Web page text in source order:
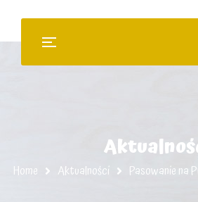
Home Aktualności Pasowanie na